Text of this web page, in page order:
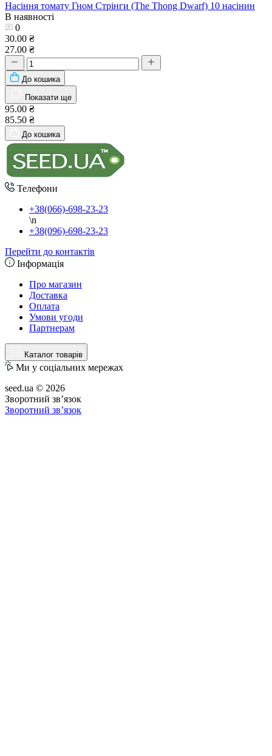
Насіння томату Гном Стрінги (The Thong Dwarf) 10 насінин
В наявності
0
30.00 ₴
27.00 ₴
До кошика
Показати ще
95.00 ₴
85.50 ₴
До кошика
Телефони
+38(066)-698-23-23
\n
+38(096)-698-23-23
Перейти до контактів
Інформація
Про магазин
Доставка
Оплата
Умови угоди
Партнерам
Каталог товарів
Ми у соціальних мережах
seed.ua © 2026
Зворотний зв’язок
Зворотний зв’язок